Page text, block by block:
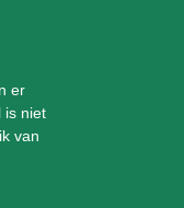
er
is niet
van